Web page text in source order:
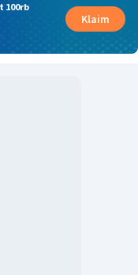
100rb
Klaim